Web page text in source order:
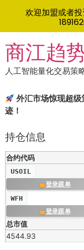
to
content
商江趋
人工智能量化交易策
外汇市场惊现超
迹！
持仓信息
合约代码
USOIL
登录跟单
WFH
登录跟单
总市值
4544.93
欢迎加盟或者